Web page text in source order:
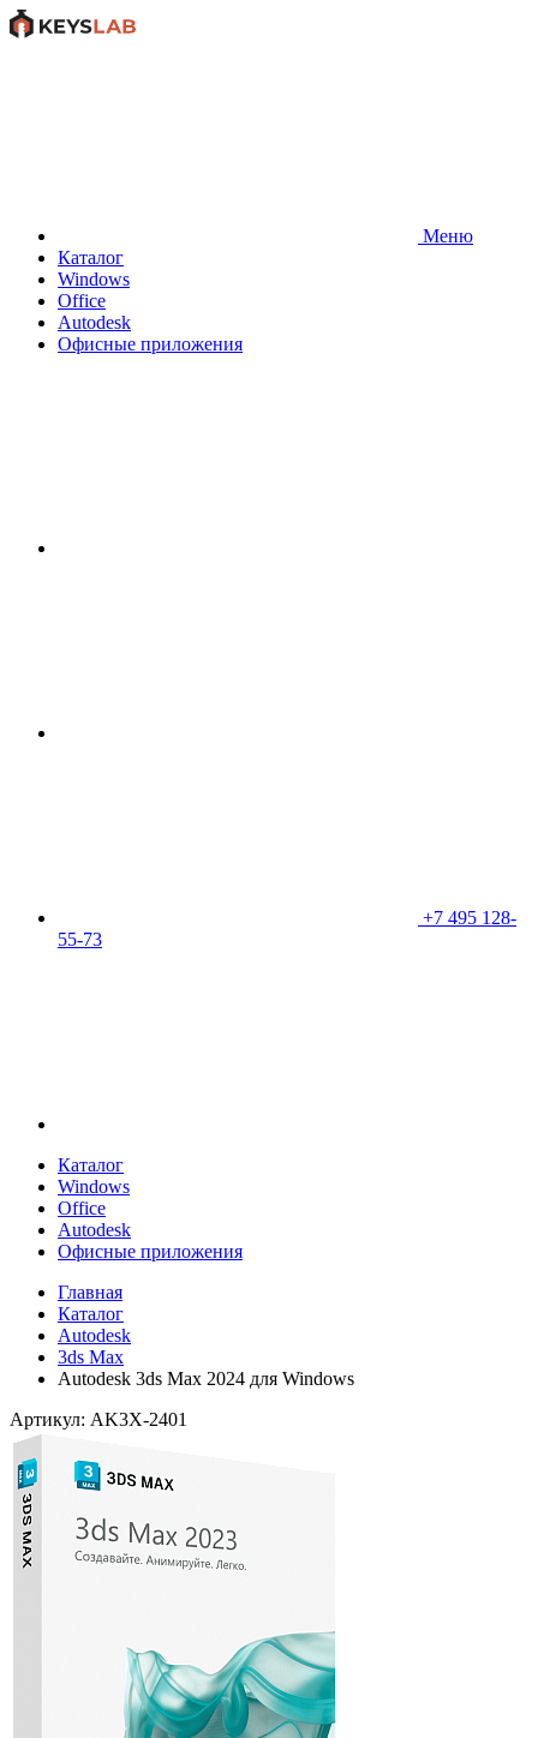
Меню
Каталог
Windows
Office
Autodesk
Офисные приложения
+7 495 128-
55-73
Каталог
Windows
Office
Autodesk
Офисные приложения
Главная
Каталог
Autodesk
3ds Max
Autodesk 3ds Max 2024 для Windows
Артикул: AK3X-2401